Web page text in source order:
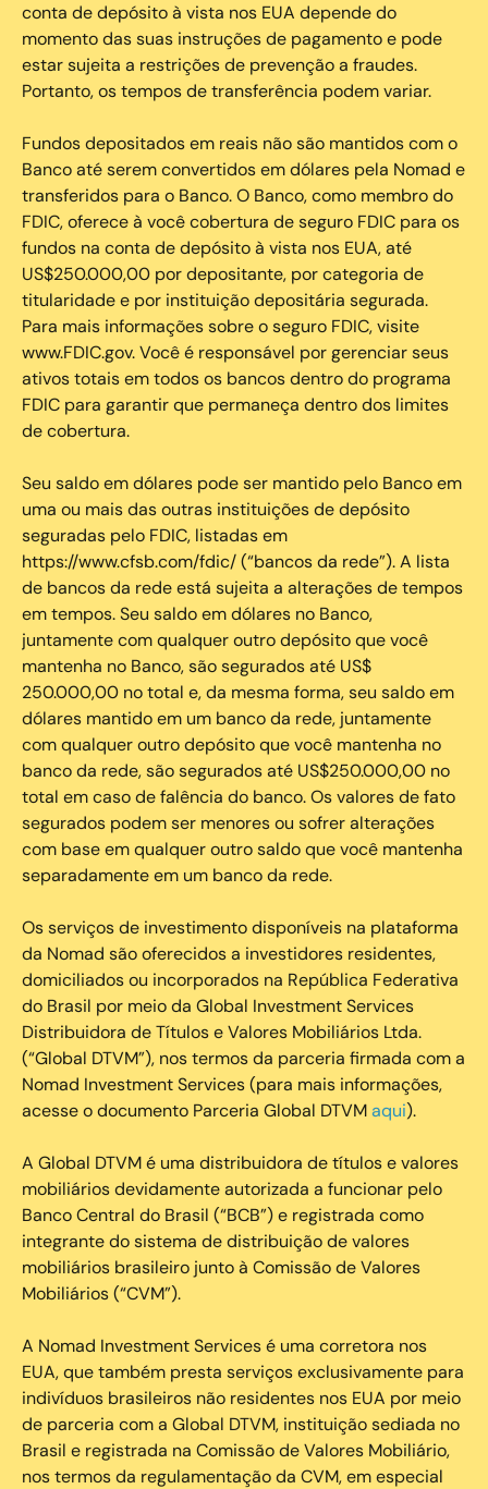
conta de depósito à vista nos EUA depende do
momento das suas instruções de pagamento e pode
estar sujeita a restrições de prevenção a fraudes.
Portanto, os tempos de transferência podem variar.
Fundos depositados em reais não são mantidos com o
Banco até serem convertidos em dólares pela Nomad e
transferidos para o Banco. O Banco, como membro do
FDIC, oferece à você cobertura de seguro FDIC para os
fundos na conta de depósito à vista nos EUA, até
US$250.000,00 por depositante, por categoria de
titularidade e por instituição depositária segurada.
Para mais informações sobre o seguro FDIC, visite
www.FDIC.gov. Você é responsável por gerenciar seus
ativos totais em todos os bancos dentro do programa
FDIC para garantir que permaneça dentro dos limites
de cobertura.
Seu saldo em dólares pode ser mantido pelo Banco em
uma ou mais das outras instituições de depósito
seguradas pelo FDIC, listadas em
https://www.cfsb.com/fdic/ (“bancos da rede”). A lista
de bancos da rede está sujeita a alterações de tempos
em tempos. Seu saldo em dólares no Banco,
juntamente com qualquer outro depósito que você
mantenha no Banco, são segurados até US$
250.000,00 no total e, da mesma forma, seu saldo em
dólares mantido em um banco da rede, juntamente
com qualquer outro depósito que você mantenha no
banco da rede, são segurados até US$250.000,00 no
total em caso de falência do banco. Os valores de fato
segurados podem ser menores ou sofrer alterações
com base em qualquer outro saldo que você mantenha
separadamente em um banco da rede.
Os serviços de investimento disponíveis na plataforma
da Nomad são oferecidos a investidores residentes,
domiciliados ou incorporados na República Federativa
do Brasil por meio da Global Investment Services
Distribuidora de Títulos e Valores Mobiliários Ltda.
(“Global DTVM”), nos termos da parceria firmada com a
Nomad Investment Services (para mais informações,
acesse o documento Parceria Global DTVMaqui).
A Global DTVM é uma distribuidora de títulos e valores
mobiliários devidamente autorizada a funcionar pelo
Banco Central do Brasil (“BCB”) e registrada como
integrante do sistema de distribuição de valores
mobiliários brasileiro junto à Comissão de Valores
Mobiliários (“CVM”).
‍A Nomad Investment Services é uma corretora nos
EUA, que também presta serviços exclusivamente para
indivíduos brasileiros não residentes nos EUA por meio
de parceria com a Global DTVM, instituição sediada no
Brasil e registrada na Comissão de Valores Mobiliário,
nos termos da regulamentação da CVM, em especial